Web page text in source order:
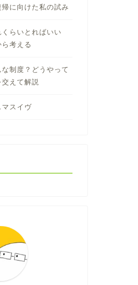
に向けた私の試み
らいとればいい
考える
制度？どうやって
えて解説
マスイヴ